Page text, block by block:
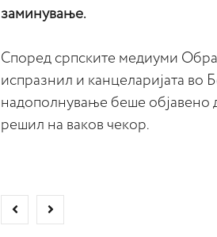
заминување.
Според српските медиуми
испразнил и канцеларијата во
надополнување беше објавено
решил на ваков чекор.